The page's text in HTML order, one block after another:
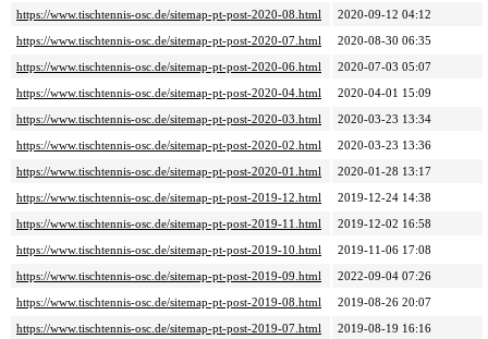
https://www.tischtennis-osc.de/sitemap-pt-post-2020-08.html
2020-09-12 04:12
https://www.tischtennis-osc.de/sitemap-pt-post-2020-07.html
2020-08-30 06:35
https://www.tischtennis-osc.de/sitemap-pt-post-2020-06.html
2020-07-03 05:07
https://www.tischtennis-osc.de/sitemap-pt-post-2020-04.html
2020-04-01 15:09
https://www.tischtennis-osc.de/sitemap-pt-post-2020-03.html
2020-03-23 13:34
https://www.tischtennis-osc.de/sitemap-pt-post-2020-02.html
2020-03-23 13:36
https://www.tischtennis-osc.de/sitemap-pt-post-2020-01.html
2020-01-28 13:17
https://www.tischtennis-osc.de/sitemap-pt-post-2019-12.html
2019-12-24 14:38
https://www.tischtennis-osc.de/sitemap-pt-post-2019-11.html
2019-12-02 16:58
https://www.tischtennis-osc.de/sitemap-pt-post-2019-10.html
2019-11-06 17:08
https://www.tischtennis-osc.de/sitemap-pt-post-2019-09.html
2022-09-04 07:26
https://www.tischtennis-osc.de/sitemap-pt-post-2019-08.html
2019-08-26 20:07
https://www.tischtennis-osc.de/sitemap-pt-post-2019-07.html
2019-08-19 16:16